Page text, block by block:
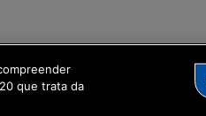
que trata da